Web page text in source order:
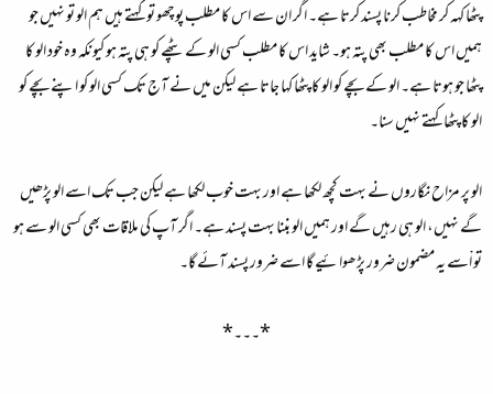
پٹھا کہہ کر مخاطب کرنا پسند کرتا ہے۔ اگر ان سے اس کا مطلب پوچھو تو کہتے ہیں ہم الو تو نہیں جو
ہمیں اس کا مطلب بھی پتہ ہو۔ شاید اس کا مطلب کسی الو کے پٹھے کو ہی پتہ ہو کیونکہ وہ خود الو کا
پٹھا جو ہوتا ہے۔ الو کے بچے کو الو کا پٹھا کہا جاتا ہے لیکن میں نے آج تک کسی الو کو اپنے بچے کو
الو کا پٹھا کہتے نہیں سنا۔
الو پر مزاح نگاروں نے بہت کچھ لکھا ہے اور بہت خوب لکھا ہے لیکن جب تک اسے الو پڑھیں
گے نہیں، الو ہی رہیں گے اور ہمیں الو بننا بہت پسند ہے۔ اگر آپ کی ملاقات بھی کسی الو سے ہو
تو اْسے یہ مضمون ضرور پڑھوائیے گا اسے ضرور پسند آئے گا۔
*۔۔۔*​